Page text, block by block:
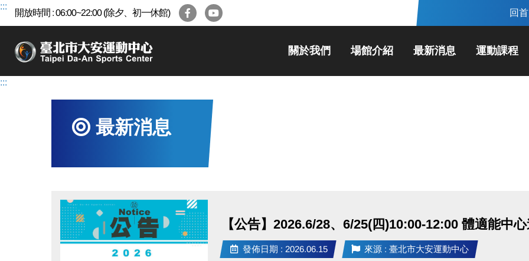
跳
區
:::
開放時間 : 06:00~22:00 (除夕、初一休館) 回
關於我們 場館介紹 最新消息 運動課程
:::
最新消息
【公告】2026.6/28、6/25(四)10:00-12:00 體適能中
發佈日期 : 2026.06.15 來源 : 臺北市大安運動中心